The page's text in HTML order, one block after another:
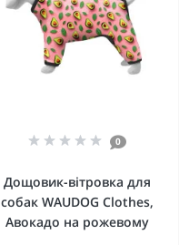
0
Дощовик-вітровка для
собак WAUDOG Clothes,
Авокадо на рожевому